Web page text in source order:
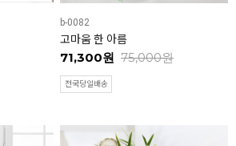
b-0082
고마움 한 아름
71,300원 75,000원
전국당일배송